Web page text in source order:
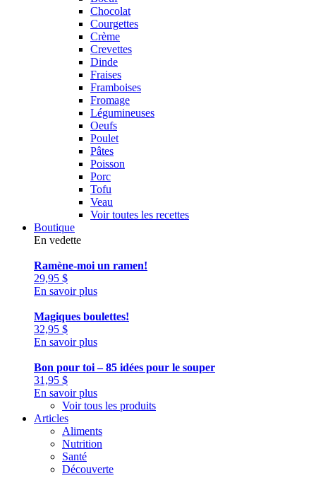
Chocolat
Courgettes
Crème
Crevettes
Dinde
Fraises
Framboises
Fromage
Légumineuses
Oeufs
Poulet
Pâtes
Poisson
Porc
Tofu
Veau
Voir toutes les recettes
Boutique
En vedette
Ramène-moi un ramen!
29,95 $
En savoir plus
Magiques boulettes!
32,95 $
En savoir plus
Bon pour toi – 85 idées pour le souper
31,95 $
En savoir plus
Voir tous les produits
Articles
Aliments
Nutrition
Santé
Découverte